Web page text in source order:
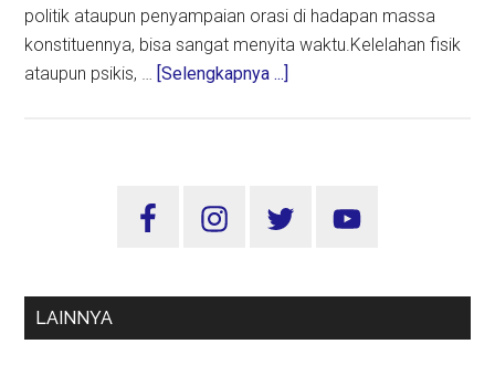
politik ataupun penyampaian orasi di hadapan massa
konstituennya, bisa sangat menyita waktu.Kelelahan fisik
ataupun psikis, … [Selengkapnya ...]
dan
Menghantui
Sidebar
LAINNYA